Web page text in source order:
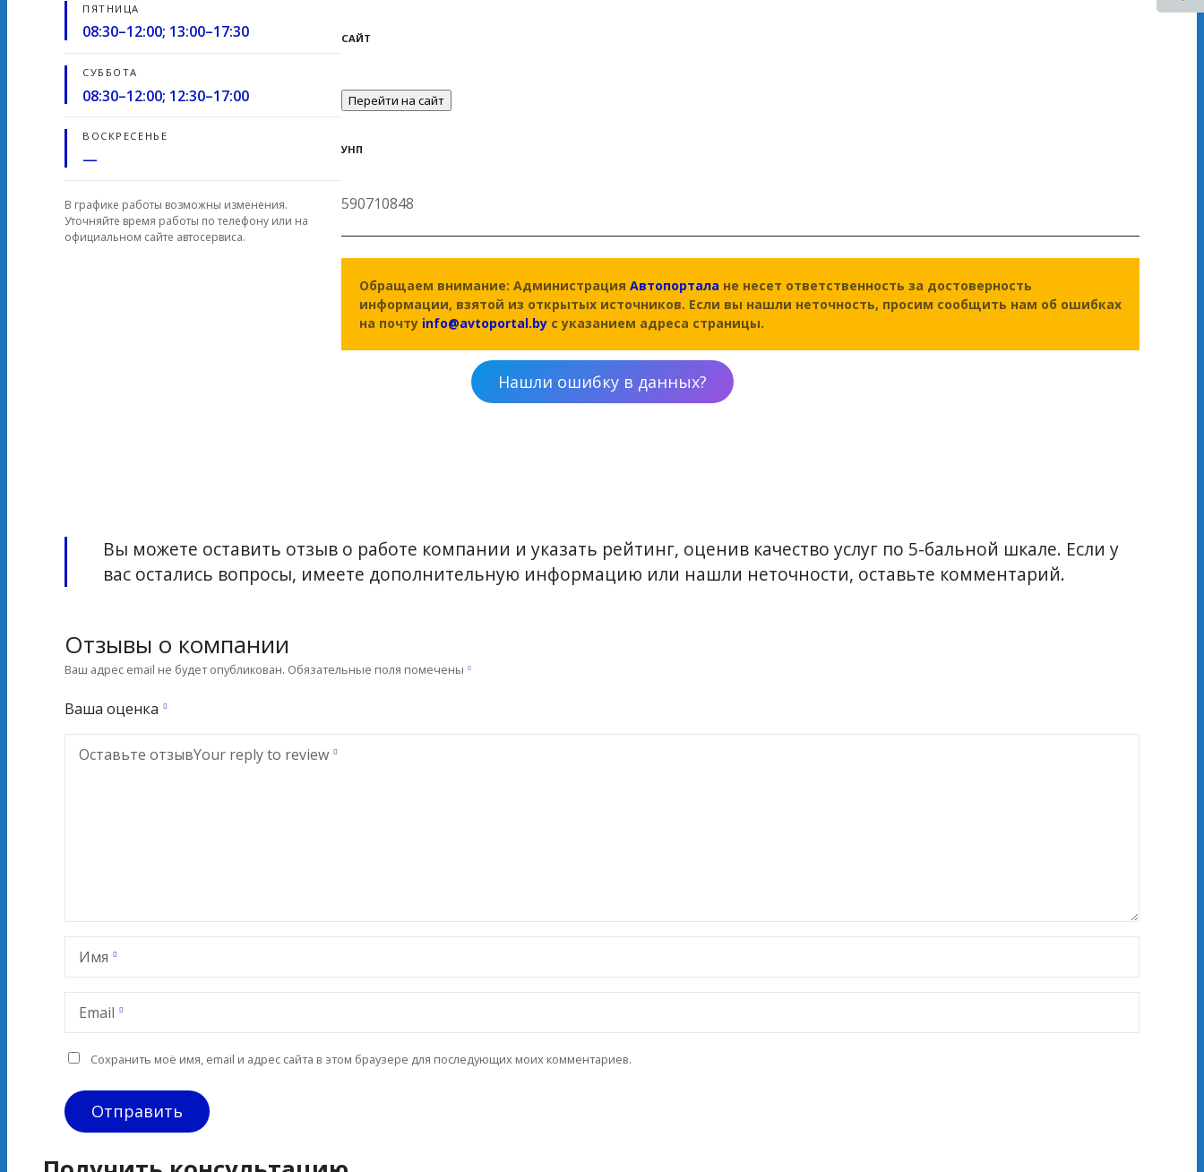
ПЯТНИЦА
08:30–12:00; 13:00–17:30
СУББОТА
08:30–12:00; 12:30–17:00
ВОСКРЕСЕНЬЕ
—
В графике работы возможны изменения.
Уточняйте время работы по телефону или на
официальном сайте автосервиса.
САЙТ
Перейти на сайт
УНП
590710848
Обращаем внимание: Администрация Автопортала не несет ответственность за достоверность
информации, взятой из открытых источников. Если вы нашли неточность, просим сообщить нам об ошибках
на почту info@avtoportal.by с указанием адреса страницы.
Нашли ошибку в данных?
Вы можете оставить отзыв о работе компании и указать рейтинг, оценив качество услуг по 5-бальной шкале. Если у
вас остались вопросы, имеете дополнительную информацию или нашли неточности, оставьте комментарий.
Отзывы о компании
Ваш адрес email не будет опубликован. Обязательные поля помечены
Ваша оценка
Оставьте отзывYour reply to review
Имя
Email
Сохранить моё имя, email и адрес сайта в этом браузере для последующих моих комментариев.